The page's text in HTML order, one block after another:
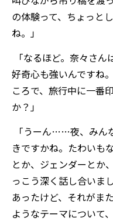
の体験って、ちょっと
ね。」
「なるほど。奈々さ
好奇心も強いんですね
ころで、旅行中に一番
か？」
「うーん……夜、みん
きですかね。たわいも
とか、ジェンダーとか
っこう深く話し合いま
あったけど、それが
ようなテーマについて